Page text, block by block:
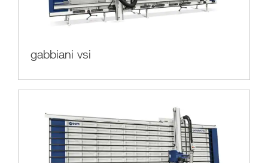
gabbiani vsi